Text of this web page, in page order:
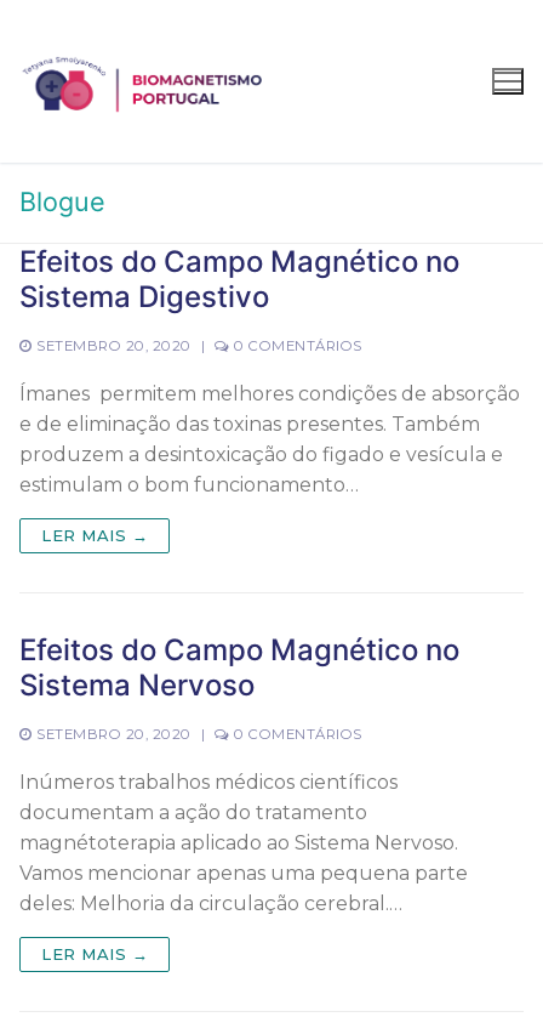
Blogue
Efeitos do Campo Magnético no
Sistema Digestivo
SETEMBRO 20, 2020 | 0 COMENTÁRIOS
Ímanes permitem melhores condições de absorção
e de eliminação das toxinas presentes. Também
produzem a desintoxicação do figado e vesícula e
estimulam o bom funcionamento…
LER MAIS →
Efeitos do Campo Magnético no
Sistema Nervoso
SETEMBRO 20, 2020 | 0 COMENTÁRIOS
Inúmeros trabalhos médicos científicos
documentam a ação do tratamento
magnétoterapia aplicado ao Sistema Nervoso.
Vamos mencionar apenas uma pequena parte
deles: Melhoria da circulação cerebral.…
LER MAIS →